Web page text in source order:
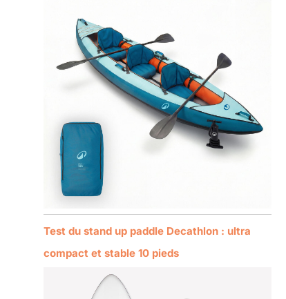
Test du stand up paddle Decathlon : ultra
compact et stable 10 pieds